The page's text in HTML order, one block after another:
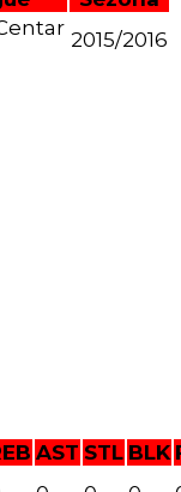
2015/2016
AST STL BLK